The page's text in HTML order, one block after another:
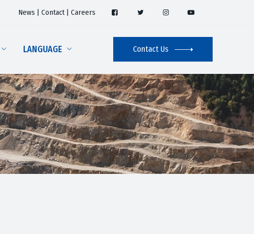
News | Contact | Careers
LANGUAGE Contact Us